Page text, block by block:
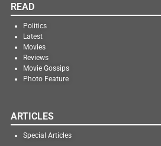
READ
Politics
Latest
Movies
Reviews
Movie Gossips
Photo Feature
ARTICLES
Special Articles